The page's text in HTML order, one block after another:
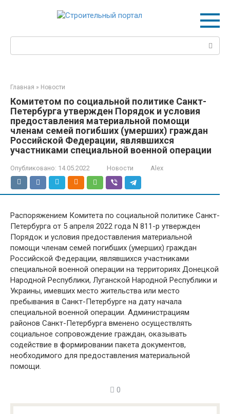
Поиск:
Главная » Новости
Комитетом по социальной политике Санкт-
Петербурга утвержден Порядок и условия
предоставления материальной помощи
членам семей погибших (умерших) граждан
Российской Федерации, являвшихся
участниками специальной военной операции
Опубликовано: 14.05.2022 Новости Alex
Распоряжением Комитета по социальной политике Санкт-
Петербурга от 5 апреля 2022 года N 811-р утвержден
Порядок и условия предоставления материальной
помощи членам семей погибших (умерших) граждан
Российской Федерации, являвшихся участниками
специальной военной операции на территориях Донецкой
Народной Республики, Луганской Народной Республики и
Украины, имевших место жительства или место
пребывания в Санкт-Петербурге на дату начала
специальной военной операции. Администрациям
районов Санкт-Петербурга вменено осуществлять
социальное сопровождение граждан, оказывать
содействие в формировании пакета документов,
необходимого для предоставления материальной
помощи.
0